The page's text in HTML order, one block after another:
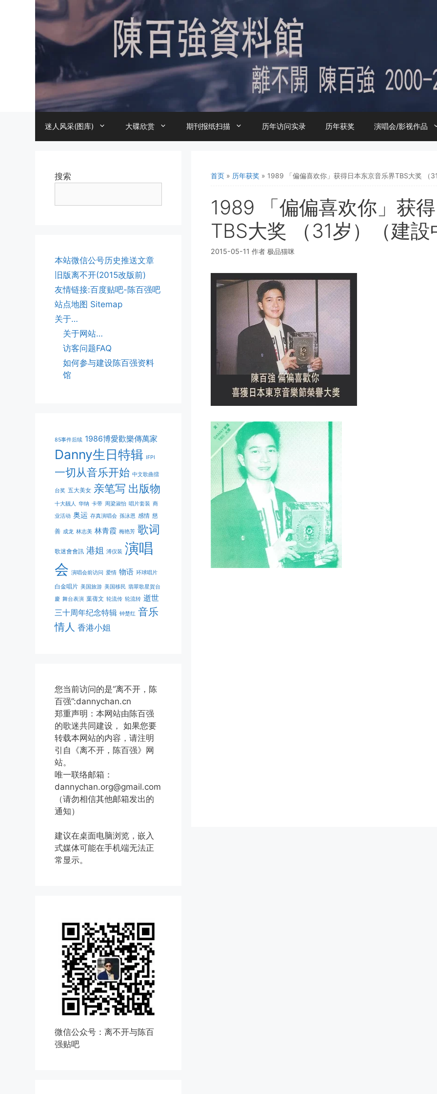
迷人风采(图库) 大碟欣赏 期刊报纸扫描 历年访问实录 历年获奖 演唱会/影视作品
首页 » 历年获奖 » 1989 「偏偏喜欢你」获得日本东京音乐界TBS大奖 （
1989 「偏偏喜欢你」获
TBS大奖 （31岁）（建設
2015-05-11 作者 极品猫咪
搜索
本站微信公号历史推送文章
旧版离不开(2015改版前)
友情链接:百度贴吧-陈百强吧
站点地图 Sitemap
关于…
关于网站…
访客问题FAQ
如何参与建设陈百强资料
馆
85事件后续 1986博愛歡樂傳萬家
Danny生日特辑 IFPI
一切从音乐开始 中文歌曲擂
台奖 五大美女 亲笔写 出版物
十大靓人 华纳 卡带 周梁淑怡 唱片套装 商
业活动 奥运 存真演唱会 孫泳恩 感情 慈
善 成龙 林志美 林青霞 梅艳芳 歌词
歌迷會會訊 港姐 溥仪装 演唱
会 演唱会前访问 爱情 物语 环球唱片
白金唱片 美国旅游 美国移民 翡翠歌星賀台
慶 舞台表演 葉蒨文 轮流传 轮流转 逝世
三十周年纪念特辑 钟楚红 音乐
情人 香港小姐
您当前访问的是“离不开，陈
百强”:dannychan.cn
郑重声明：本网站由陈百强
的歌迷共同建设， 如果您要
转载本网站的内容，请注明
引自《离不开，陈百强》网
站。
唯一联络邮箱：
dannychan.org@gmail.com
（请勿相信其他邮箱发出的
通知）
建议在桌面电脑浏览，嵌入
式媒体可能在手机端无法正
常显示。
微信公众号：离不开与陈百
强贴吧